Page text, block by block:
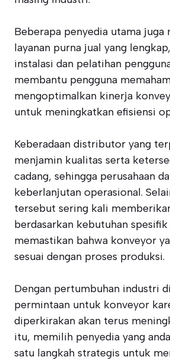
Beberapa penyedia utama juga
layanan purna jual yang
instalasi dan pelatihan
membantu pengguna
mengoptimalkan kinerja
untuk meningkatkan efisiensi
Keberadaan distributor yang
menjamin kualitas serta
cadang, sehingga perusahaan
keberlanjutan operasional.
tersebut sering kali
berdasarkan kebutuhan spesifik
memastikan bahwa konveyor
sesuai dengan proses produksi.
Dengan pertumbuhan industri
permintaan untuk konveyor
diperkirakan akan terus
itu, memilih penyedia yang
satu langkah strategis untuk